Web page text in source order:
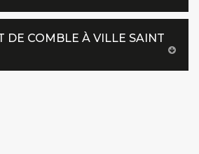
DE COMBLE À VILLE SAINT